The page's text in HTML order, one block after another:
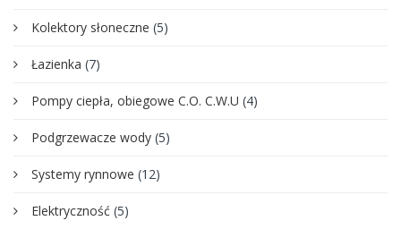
Kolektory słoneczne (5)
Łazienka (7)
Pompy ciepła, obiegowe C.O. C.W.U (4)
Podgrzewacze wody (5)
Systemy rynnowe (12)
Elektryczność (5)